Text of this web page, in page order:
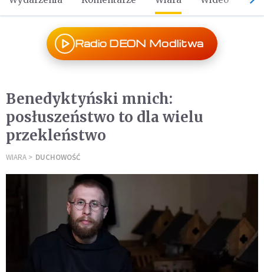
Radio DEON Modlitwa
Benedyktyński mnich:
posłuszeństwo to dla wielu
przekleństwo
WIARA DUCHOWOŚĆ